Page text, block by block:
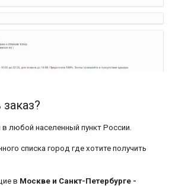
любой населенный пункт России.
списка город где хотите получить
в Москве и Санкт-Петербурге -